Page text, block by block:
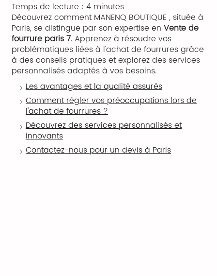
Temps de lecture : 4 minutes
Découvrez comment MANENQ BOUTIQUE , située à
Paris, se distingue par son expertise en Vente de
fourrure paris 7. Apprenez à résoudre vos
problématiques liées à l'achat de fourrures grâce
à des conseils pratiques et explorez des services
personnalisés adaptés à vos besoins.
Les avantages et la qualité assurés
Comment régler vos préoccupations lors de
l'achat de fourrures ?
Découvrez des services personnalisés et
innovants
Contactez-nous pour un devis à Paris